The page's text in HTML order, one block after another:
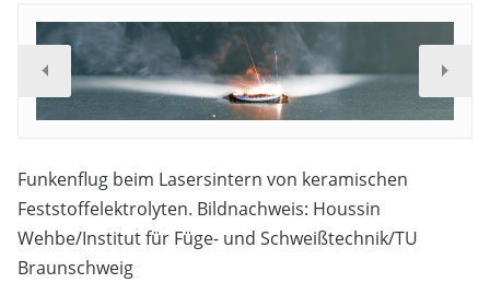
Funkenflug beim Lasersintern von keramischen
Feststoffelektrolyten. Bildnachweis: Houssin
Wehbe/Institut für Füge- und Schweißtechnik/TU
Braunschweig